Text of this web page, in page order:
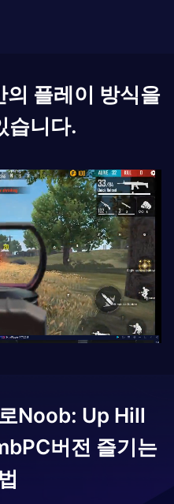
의 플레이 방식을
습니다.
Noob: Up Hill
PC버전 즐기는